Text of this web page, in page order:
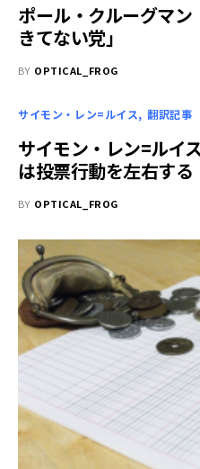
ポール・クルーグマ
きてない党」
BY OPTICAL_FROG
サイモン・レン=ルイス 翻訳記事
サイモン・レン=ルイ
は投票行動を左右する
BY OPTICAL_FROG